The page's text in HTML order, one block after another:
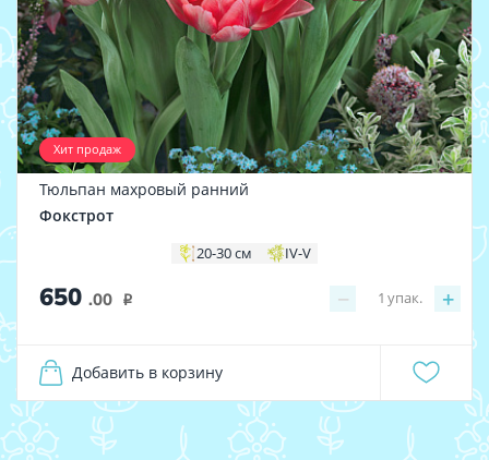
Хит продаж
Тюльпан махровый ранний
Фокстрот
20-30 см IV-V
650 .00 i − +
1 упак.
Добавить в корзину